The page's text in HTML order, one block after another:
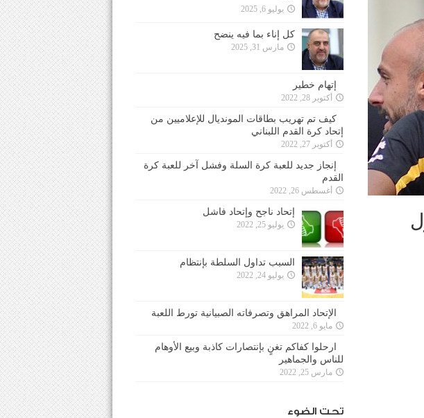
يوليو 6, 2025
كل إناء بما فيه ينضح
مارس 31, 2025
إتهام خطير
أكتوبر 28, 2022
كيف تم تهريب بطاقات المونديال للإعلاميين من
إتحاد كرة القدم اللبناني
أكتوبر 27, 2022
إنجاز جديد للعبة كرة السلة وفشل آخر للعبة كرة
القدم
أغسطس 26, 2022
إتحاد ناجح وإتحاد فاشل
يوليو 25, 2022
السبب تداول السلطة بإنتظام
يوليو 24, 2022
الإتحاد المراهق وتصرفاته الصبيانية تورط اللعبة
مايو 6, 2022
ارحلوا كفاكم تغنٍ بإنتصارات كاذبة وبيع الأوهام
للناس والجماهير
مارس 25, 2022
تحت الضوء